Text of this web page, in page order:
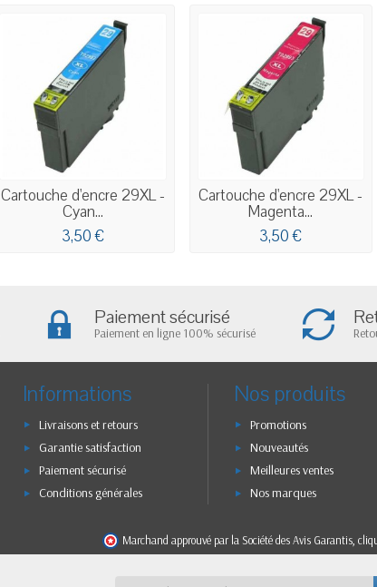
Cartouche d'encre 29XL -
Cyan...
3,50 €
Cartouche d'encre 29XL -
Magenta...
3,50 €
Paiement sécurisé
Paiement en ligne 100% sécurisé
Informations
Livraisons et retours
Garantie satisfaction
Paiement sécurisé
Conditions générales
Nos produits
Promotions
Nouveautés
Meilleures ventes
Nos marques
Marchand approuvé par la Société des Avis Garantis,